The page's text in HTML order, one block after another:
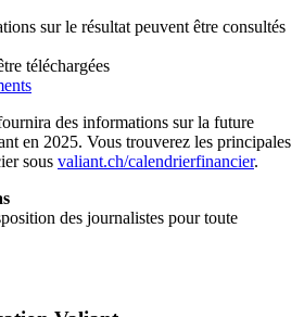
sur le résultat peuvent être consultés
téléchargées
des informations sur la future
en 2025. Vous trouverez les principales
sous valiant.ch/calendrierfinancier.
des journalistes pour toute